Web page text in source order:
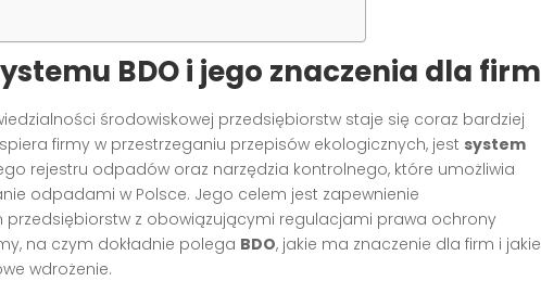
BDO i jego znaczenia dla firm
środowiskowej przedsiębiorstw staje się coraz bardziej
firmy w przestrzeganiu przepisów ekologicznych, jest system
rejestru odpadów oraz narzędzia kontrolnego, które umożliwia
odpadami w Polsce. Jego celem jest zapewnienie
przedsiębiorstw z obowiązującymi regulacjami prawa ochrony
na czym dokładnie polega BDO, jakie ma znaczenie dla firm i jakie
wdrożenie.